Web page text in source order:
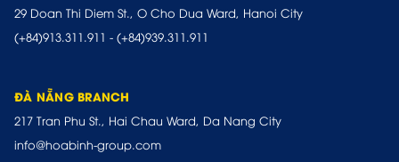
29 Doan Thi Diem St., O Cho Dua Ward, Hanoi City
(+84)913.311.911 - (+84)939.311.911
ĐÀ NẴNG BRANCH
217 Tran Phu St., Hai Chau Ward, Da Nang City
info@hoabinh-group.com